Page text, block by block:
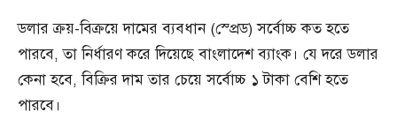
ডলার ক্রয়-বিক্রয়ে দামের ব্যবধান (স্প্রেড) সর্বোচ্চ কত হতে
পারবে, তা নির্ধারণ করে দিয়েছে বাংলাদেশ ব্যাংক। যে দরে ডলার
কেনা হবে, বিক্রির দাম তার চেয়ে সর্বোচ্চ ১ টাকা বেশি হতে
পারবে।